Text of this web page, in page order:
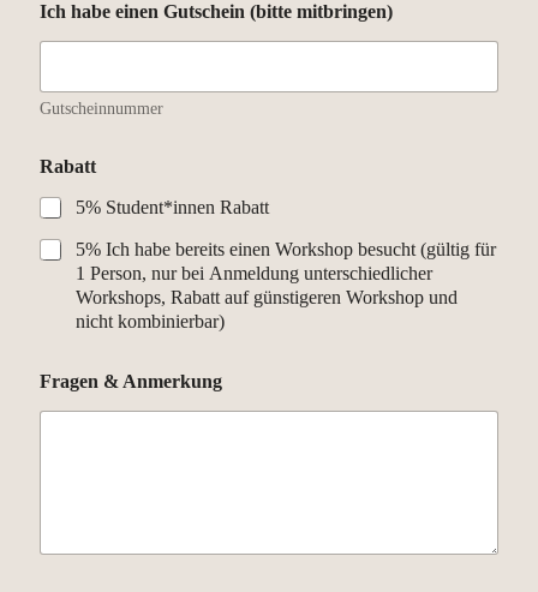
Ich habe einen Gutschein (bitte mitbringen)
Gutscheinnummer
Rabatt
5% Student*innen Rabatt
5% Ich habe bereits einen Workshop besucht (gültig für
1 Person, nur bei Anmeldung unterschiedlicher
Workshops, Rabatt auf günstigeren Workshop und
nicht kombinierbar)
Fragen & Anmerkung